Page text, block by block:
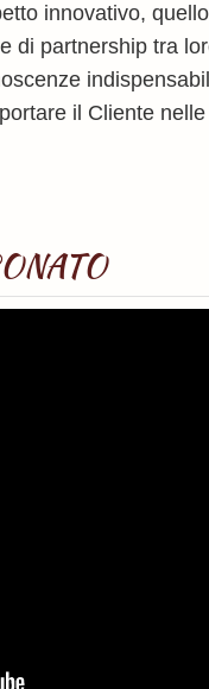
innovativo,
di partnership tra
il Cliente